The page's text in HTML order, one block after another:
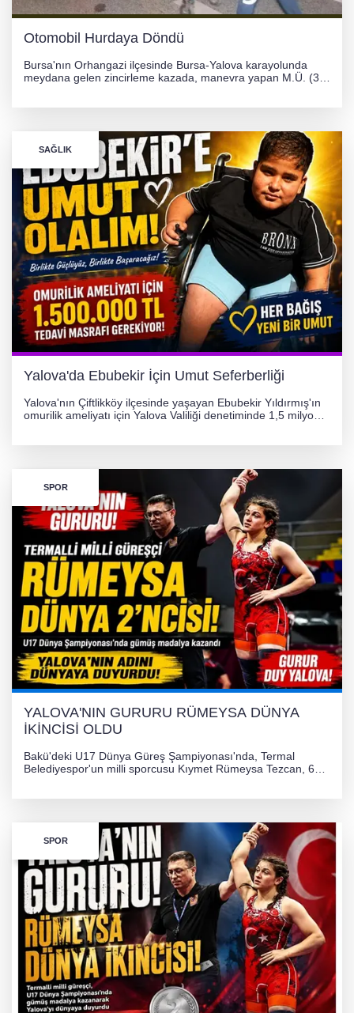
Otomobil Hurdaya Döndü
Bursa'nın Orhangazi ilçesinde Bursa-Yalova karayolunda
meydana gelen zincirleme kazada, manevra yapan M.Ü. (35)
SAĞLIK
Yalova'da Ebubekir İçin Umut Seferberliği
Yalova'nın Çiftlikköy ilçesinde yaşayan Ebubekir Yıldırmış'ın
omurilik ameliyatı için Yalova Valiliği denetiminde 1,5 milyon
SPOR
YALOVA'NIN GURURU RÜMEYSA DÜNYA
İKİNCİSİ OLDU
Bakü'deki U17 Dünya Güreş Şampiyonası'nda, Termal
Belediyespor'un milli sporcusu Kıymet Rümeysa Tezcan, 69
SPOR